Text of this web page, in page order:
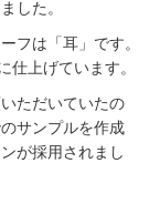
した。
フは「耳」です。
仕上げています。
ただいていたの
サンプルを作成
が採用されまし